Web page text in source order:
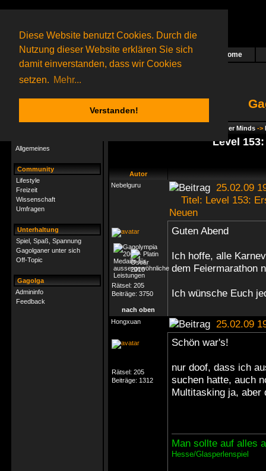
Diese Website benutzt Cookies. Durch die
Nutzung dieser Website erklären Sie sich
damit einverstanden, dass wir Cookies
setzen. Mehr...
Verstanden!
Das nächste Rätsel ist in Arbeit Home
53 Gagolganeronline(0 registrierte und 53 Gäste)
Gagolganer:
9732Rätsel online:
Allgemeines
Community
Lifestyle
Freizeit
Wissenschaft
Umfragen
Unterhaltung
Spiel, Spaß, Spannung
Gagolganer unter sich
Off-Topic
Gagolga
Admininfo
Feedback
Gagolga - Wider Minds ->
Level
Autor
Nebelguru
25.02.09
Titel: Level 153:
Neuen
Rätsel: 205
Beiträge: 3750
Guten Abend
Ich hoffe, alle
dem Feiermarathon
Ich wünsche Euch
nach oben
Hongxuan
25.02.09
Rätsel: 205
Beiträge: 1312
Schön war's!
nur doof, dass ich
suchen hatte, auch
Multitasking ja, aber
Man sollte auf alles
Hesse/Glasperlenspiel